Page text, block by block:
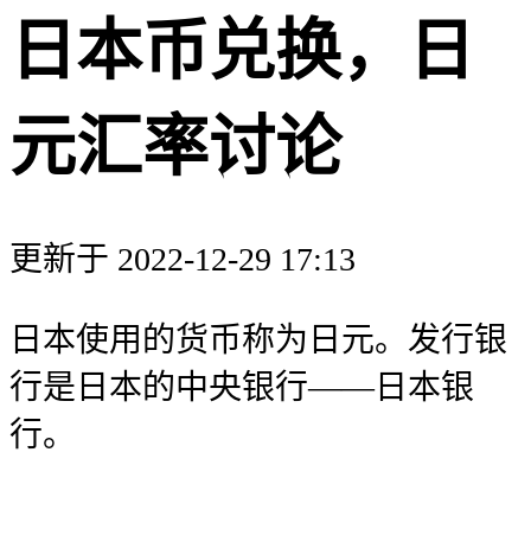
日本币兑换，日
元汇率讨论
更新于 2022-12-29 17:13
日本使用的货币称为日元。发行银
行是日本的中央银行——日本银
行。